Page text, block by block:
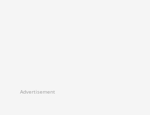
Advertisement